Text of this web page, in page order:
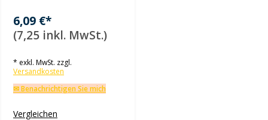
6,09 €*
(7,25 inkl. MwSt.)
* exkl. MwSt. zzgl.
Versandkosten
✉ Benachrichtigen Sie mich
Vergleichen